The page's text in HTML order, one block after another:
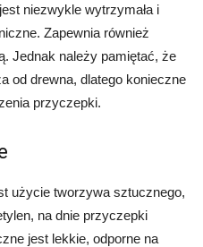
niezwykle wytrzymała i
Zapewnia również
Jednak należy pamiętać, że
od drewna, dlatego konieczne
przyczepki.
użycie tworzywa sztucznego,
na dnie przyczepki
jest lekkie, odporne na